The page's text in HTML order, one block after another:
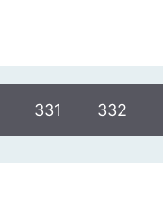
331 332